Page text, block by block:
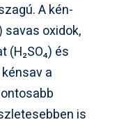
A kén-
savas oxidok,
és
a
is